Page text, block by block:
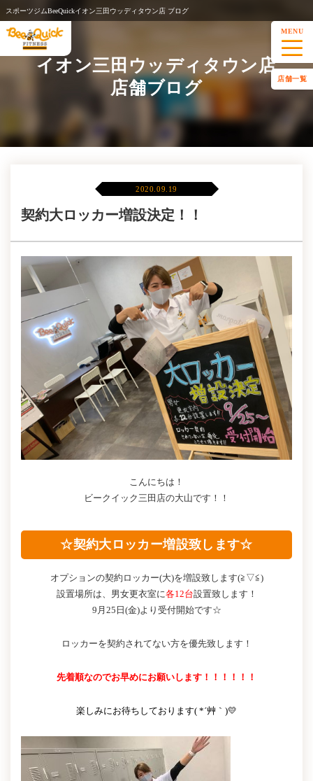
スポーツジムBeeQuickイオン三田ウッディタウン店 ブログ
MENU
店舗一覧
イオン三田ウッディタウン店
店舗ブログ
2020.09.19
契約大ロッカー増設決定！！
こんにちは！
ビークイック三田店の大山です！！
☆契約大ロッカー増設致します☆
オプションの契約ロッカー(大)を増設致します(≧▽≦)
設置場所は、男女更衣室に各12台設置致します！
9月25日(金)より受付開始です☆
ロッカーを契約されてない方を優先致します！
先着順なのでお早めにお願いします！！！！！！
楽しみにお待ちしております( *´艸｀)💛